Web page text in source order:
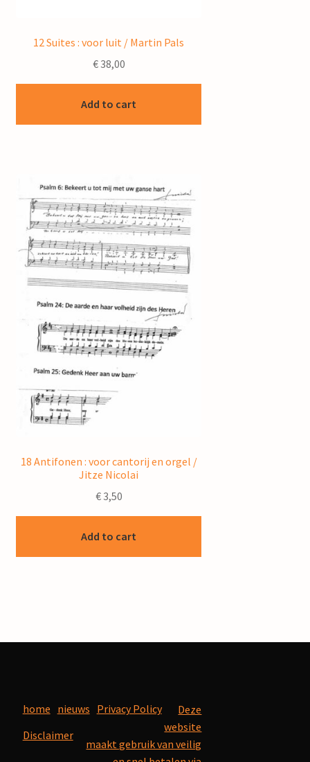
12 Suites : voor luit / Martin Pals
€38,00
Add to cart
18 Antifonen : voor cantorij en orgel /
Jitze Nicolai
€3,50
Add to cart
home nieuws Privacy Policy
Disclaimer
Deze
website
maakt gebruik van veilig